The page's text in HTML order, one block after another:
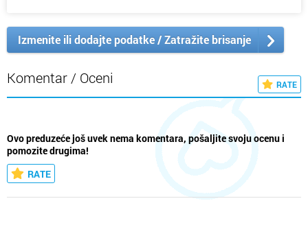
Izmenite ili dodajte podatke / Zatražite brisanje
Komentar / Oceni RATE
Ovo preduzeće još uvek nema komentara, pošaljite svoju ocenu i
pomozite drugima!
RATE